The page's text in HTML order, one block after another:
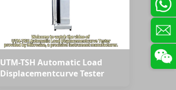
UTM-TSH Automatic Load
Displacementcurve Tester